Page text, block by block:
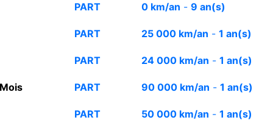
PART 0 km/an -9 an(s)
PART 25 000 km/an -1 an(s)
PART 24 000 km/an -1 an(s)
PART 90 000 km/an -1 an(s)
PART 50 000 km/an -1 an(s)